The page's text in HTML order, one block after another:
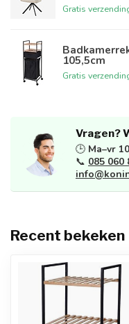
Gratis
105,5cm
Gratis
Vragen?
🕒 Ma–vr
📞 085 060
Recent bekeken